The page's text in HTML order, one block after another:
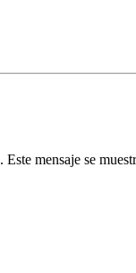
mensaje se